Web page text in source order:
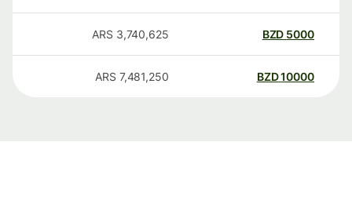
5000
BZD
3,740,625
ARS
10000
BZD
7,481,250
ARS